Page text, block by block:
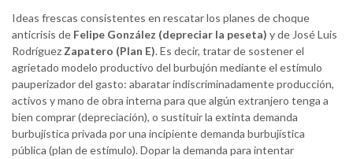
Ideas frescas consistentes en rescatar los planes de choque
anticrisis de Felipe González (depreciar la peseta) y de José Luis
Rodríguez Zapatero (Plan E). Es decir, tratar de sostener el
agrietado modelo productivo del burbujón mediante el estímulo
pauperizador del gasto: abaratar indiscriminadamente producción,
activos y mano de obra interna para que algún extranjero tenga a
bien comprar (depreciación), o sustituir la extinta demanda
burbujística privada por una incipiente demanda burbujística
pública (plan de estímulo). Dopar la demanda para intentar